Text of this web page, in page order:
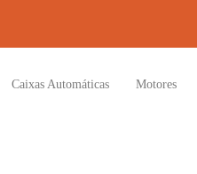
Caixas Automáticas Motores